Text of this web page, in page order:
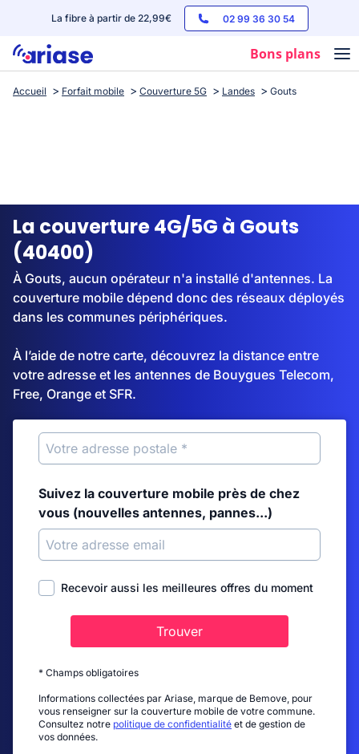
La fibre à partir de 22,99€ 02 99 36 30 54
Bons plans
Box internet
Streaming
Accueil Forfait mobile Couverture 5G Landes Gouts
La couverture 4G/5G à Gouts
(40400)
À Gouts, aucun opérateur n'a installé d'antennes. La
couverture mobile dépend donc des réseaux déployés
dans les communes périphériques.
À l’aide de notre carte, découvrez la distance entre
votre adresse et les antennes de Bouygues Telecom,
Free, Orange et SFR.
Suivez la couverture mobile près de chez
vous (nouvelles antennes, pannes...)
Recevoir aussi les meilleures offres du moment
Trouver
* Champs obligatoires
Informations collectées par Ariase, marque de Bemove, pour
vous renseigner sur la couverture mobile de votre commune.
Consultez notre politique de confidentialité et de gestion de
vos données.